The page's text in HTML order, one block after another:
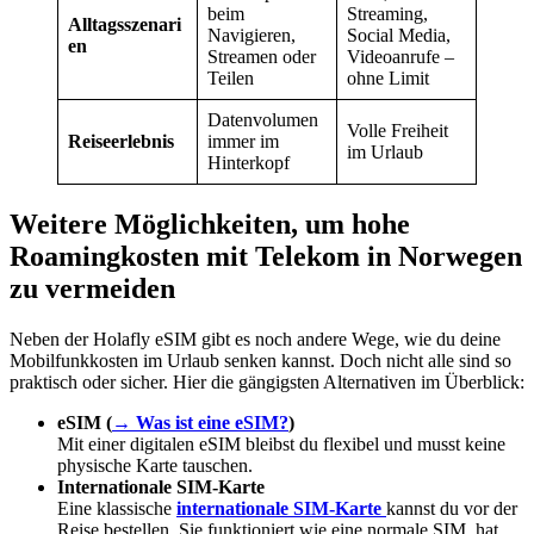
Alltagsszenari
en
beim
Navigieren,
Streamen oder
Teilen
Streaming,
Social Media,
Videoanrufe –
ohne Limit
Reiseerlebnis
Datenvolumen
immer im
Hinterkopf
Volle Freiheit
im Urlaub
Weitere Möglichkeiten, um hohe
Roamingkosten mit Telekom in Norwegen
zu vermeiden
Neben der Holafly eSIM gibt es noch andere Wege, wie du deine
Mobilfunkkosten im Urlaub senken kannst. Doch nicht alle sind so
praktisch oder sicher. Hier die gängigsten Alternativen im Überblick:
eSIM (→ Was ist eine eSIM?)
Mit einer digitalen eSIM bleibst du flexibel und musst keine
physische Karte tauschen.
Internationale SIM-Karte
Eine klassische internationale SIM-Karte kannst du vor der